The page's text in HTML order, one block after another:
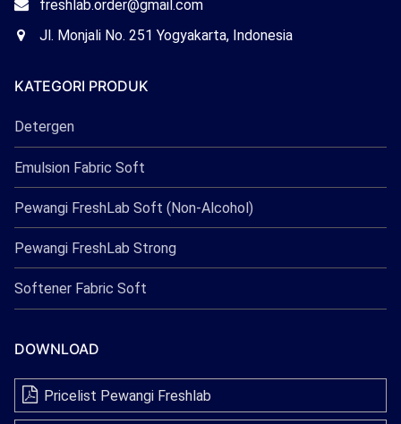
Email
Freshlab
freshlab.order@gmail.com
OfficeJl. Monjali No. 251 Yogyakarta, Indonesia
KATEGORI PRODUK
Detergen
Emulsion Fabric Soft
Pewangi FreshLab Soft (Non-Alcohol)
Pewangi FreshLab Strong
Softener Fabric Soft
DOWNLOAD
Pricelist Pewangi Freshlab